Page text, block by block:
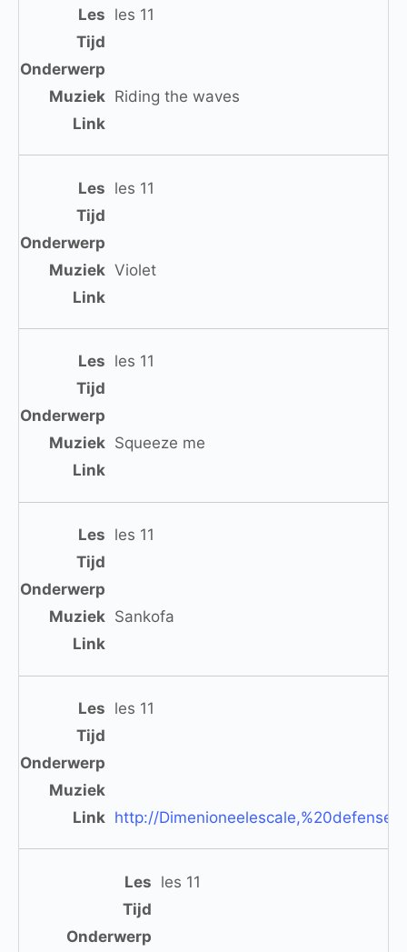
les 11
Riding the waves
les 11
Violet
les 11
Squeeze me
les 11
Sankofa
les 11
http://
les 11